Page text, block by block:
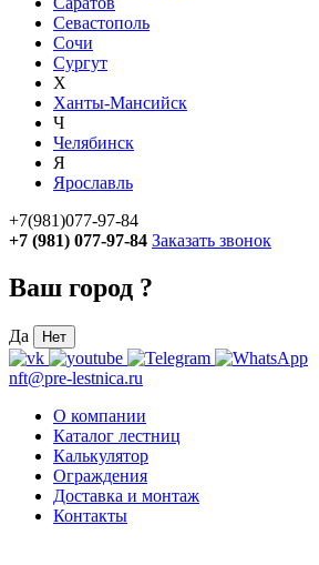
Севастополь
Сочи
Сургут
Х
Ханты-Мансийск
Ч
Челябинск
Я
Ярославль
+7(981)077-97-84
+7 (981) 077-97-84 Заказать звонок
Ваш город ?
Да Нет
nft@pre-lestnica.ru
О компании
Каталог лестниц
Калькулятор
Ограждения
Доставка и монтаж
Контакты